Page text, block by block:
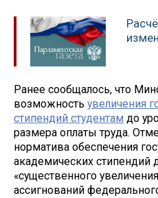
Ранее сообщалось, что
возможность увеличения
стипендий студентам до
размера оплаты труда.
норматива обеспечения
академических стипендий
«существенного
ассигнований